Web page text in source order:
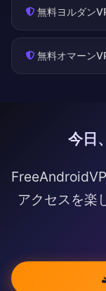
無料ヨルダン
無料オマーン
今日
アクセスを楽